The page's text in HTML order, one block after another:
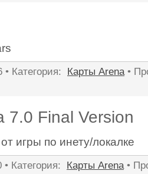
• Категория: Карты Arena•
7.0 Final Version
игры по инету/локалке
Категория: Карты Arena•